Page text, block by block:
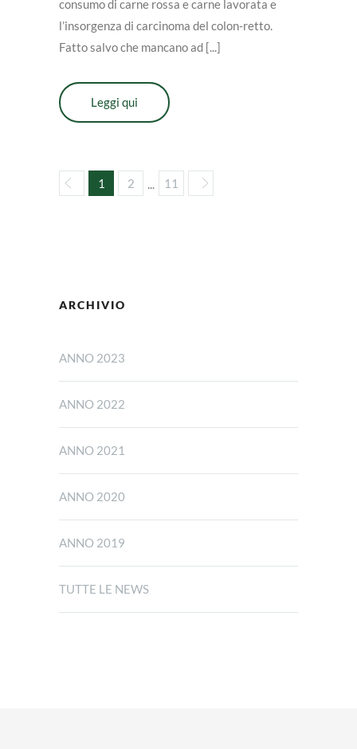
consumo di carne rossa e carne lavorata e
l’insorgenza di carcinoma del colon-retto.
Fatto salvo che mancano ad [...]
Leggi qui
1 2 ... 11
ARCHIVIO
ANNO 2023
ANNO 2022
ANNO 2021
ANNO 2020
ANNO 2019
TUTTE LE NEWS